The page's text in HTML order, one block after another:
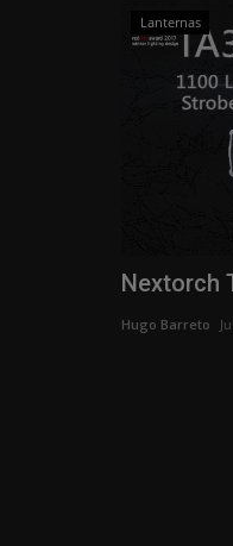
Lanternas
Nextorch
Hugo Barreto